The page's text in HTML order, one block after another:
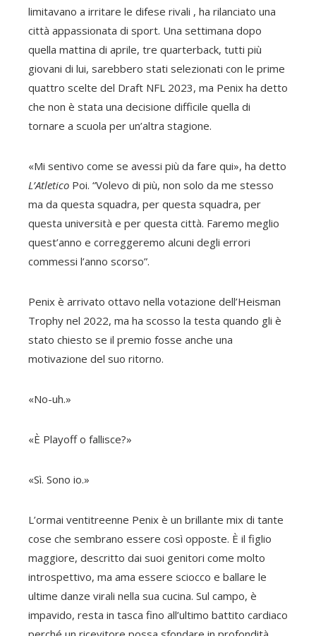
limitavano a irritare le difese rivali , ha rilanciato una
città appassionata di sport. Una settimana dopo
quella mattina di aprile, tre quarterback, tutti più
giovani di lui, sarebbero stati selezionati con le prime
quattro scelte del Draft NFL 2023, ma Penix ha detto
che non è stata una decisione difficile quella di
tornare a scuola per un’altra stagione.
«Mi sentivo come se avessi più da fare qui», ha detto
L’Atletico Poi. “Volevo di più, non solo da me stesso
ma da questa squadra, per questa squadra, per
questa università e per questa città. Faremo meglio
quest’anno e correggeremo alcuni degli errori
commessi l’anno scorso”.
Penix è arrivato ottavo nella votazione dell’Heisman
Trophy nel 2022, ma ha scosso la testa quando gli è
stato chiesto se il premio fosse anche una
motivazione del suo ritorno.
«No-uh.»
«È Playoff o fallisce?»
«Sì. Sono io.»
L’ormai ventitreenne Penix è un brillante mix di tante
cose che sembrano essere così opposte. È il figlio
maggiore, descritto dai suoi genitori come molto
introspettivo, ma ama essere sciocco e ballare le
ultime danze virali nella sua cucina. Sul campo, è
impavido, resta in tasca fino all’ultimo battito cardiaco